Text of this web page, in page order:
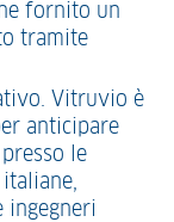
fornito un
tramite
Vitruvio è
anticipare
le
ingegneri